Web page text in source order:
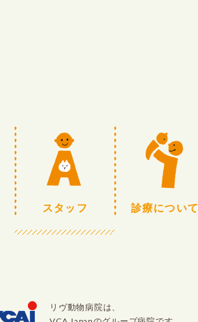
スタッフ 診療について
リヴ動物病院は、